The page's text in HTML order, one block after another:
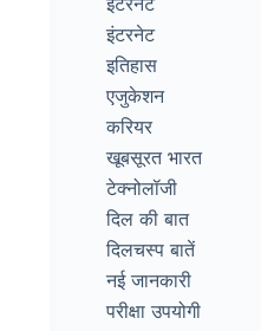
इंटरनेट
इतिहास
एजुकेशन
करियर
खूबसूरत भारत
टेक्नोलॉजी
दिल की बात
दिलचस्प बातें
नई जानकारी
परीक्षा उपयोगी